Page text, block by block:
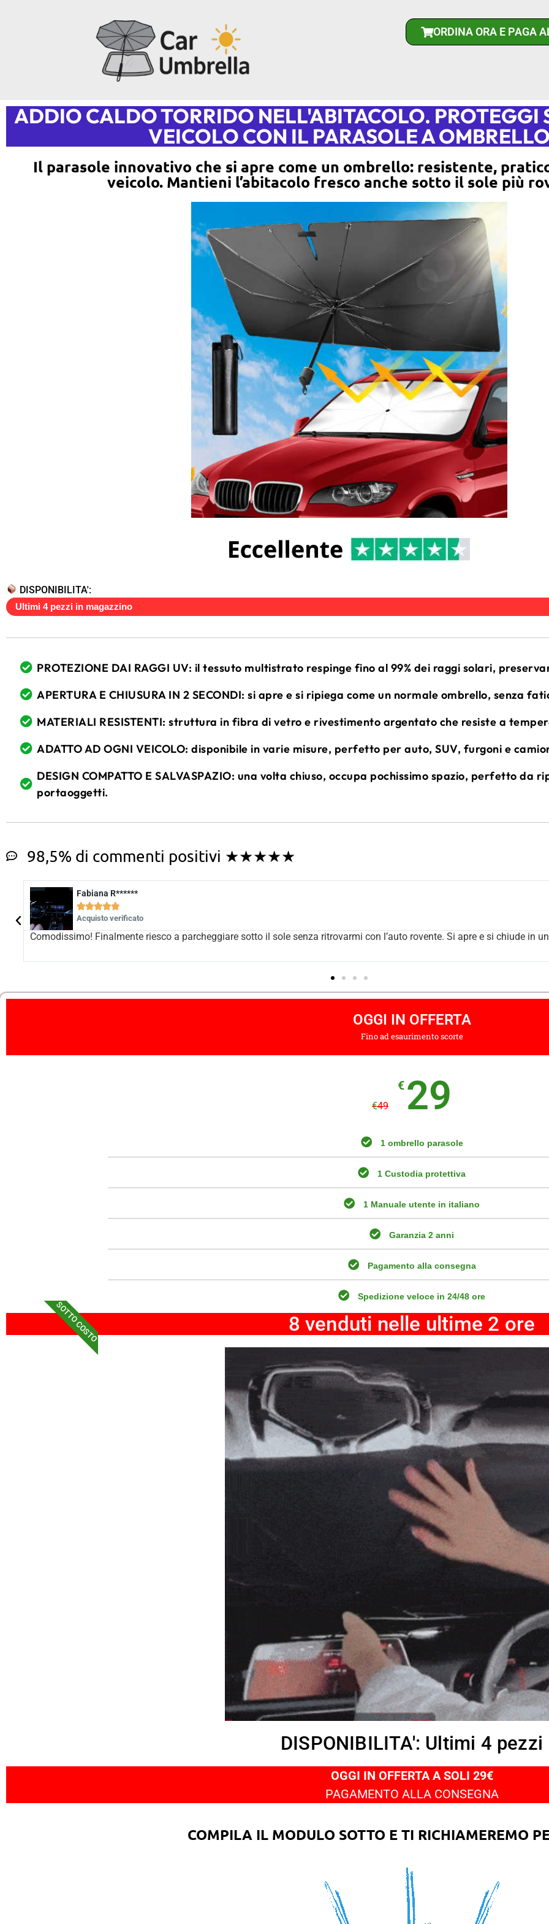
ORDINA ORA E PAGA
ADDIO CALDO TORRIDO NELL'ABITACOLO. PROTEGGI
VEICOLO CON IL PARASOLE A OMBRELLO
Il parasole innovativo che si apre come un ombrello: resistente,
veicolo. Mantieni l’abitacolo fresco anche sotto il sole più
DISPONIBILITA':
Ultimi 4 pezzi in magazzino
PROTEZIONE DAI RAGGI UV: il tessuto multistrato respinge fino al 99% dei raggi solari,
APERTURA E CHIUSURA IN 2 SECONDI: si apre e si ripiega come un normale ombrello, senza
MATERIALI RESISTENTI: struttura in fibra di vetro e rivestimento argentato che resiste a
ADATTO AD OGNI VEICOLO: disponibile in varie misure, perfetto per auto, SUV, furgoni e
DESIGN COMPATTO E SALVASPAZIO: una volta chiuso, occupa pochissimo spazio, perfetto da
portaoggetti.
98,5% di commenti positivi ★★★★★
Silvio T*****

Acquisto verificato
Ottimo prodotto, materiali robusti e copertura perfetta del parabrezza. Il parasole tradizionale è solo un ricordo
OGGI IN OFFERTA
Fino ad esaurimento scorte
€49
€ 29
1 ombrello parasole
1 Custodia protettiva
1 Manuale utente in italiano
Garanzia 2 anni
Pagamento alla consegna
Spedizione veloce in 24/48 ore
SOTTO COSTO 8 venduti nelle ultime 2 ore
DISPONIBILITA': Ultimi 4 pezzi
OGGI IN OFFERTA A SOLI 29€
PAGAMENTO ALLA CONSEGNA
COMPILA IL MODULO SOTTO E TI RICHIAMEREMO